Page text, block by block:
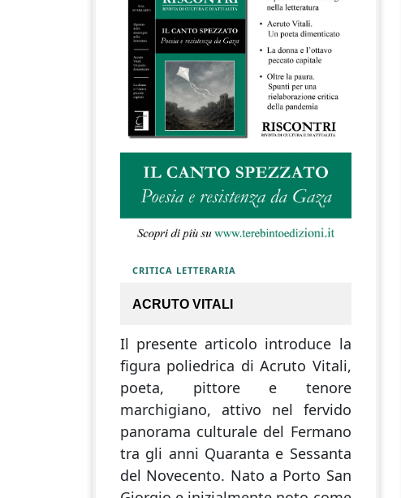
CRITICA LETTERARIA
ACRUTO VITALI
Il presente articolo introduce la
figura poliedrica di Acruto Vitali,
poeta, pittore e tenore
marchigiano, attivo nel fervido
panorama culturale del Fermano
tra gli anni Quaranta e Sessanta
del Novecento. Nato a Porto San